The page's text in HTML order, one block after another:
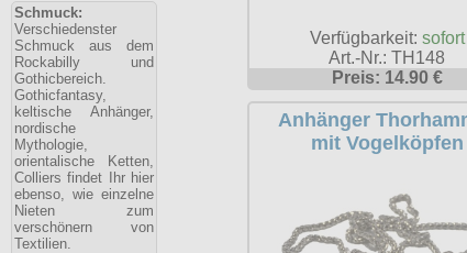
Schmuck:
Verschiedenster
Schmuck aus dem
Rockabilly und
Gothicbereich.
Gothicfantasy,
keltische Anhänger,
nordische
Mythologie,
orientalische Ketten,
Colliers findet Ihr hier
ebenso, wie einzelne
Nieten zum
verschönern von
Textilien.
Verfügbarkeit: sofort
Art.-Nr.: TH148
Preis: 14.90 €
Anhänger
mit Vogelköpfen